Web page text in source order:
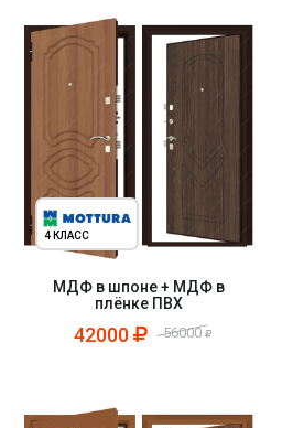
4 КЛАСС
МДФ в шпоне + МДФ в
плёнке ПВХ
42000 56000